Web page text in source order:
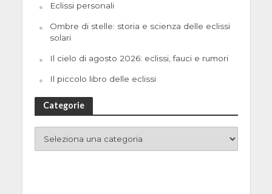
Eclissi personali
Ombre di stelle: storia e scienza delle eclissi
solari
Il cielo di agosto 2026: eclissi, fauci e rumori
Il piccolo libro delle eclissi
Categorie